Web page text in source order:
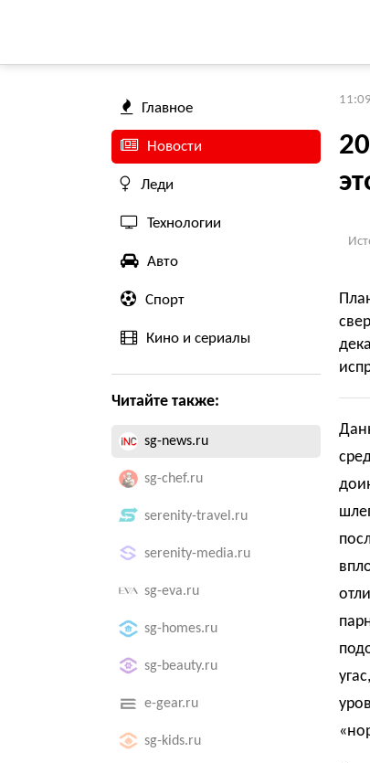
Главное
Новости
Леди
Технологии
Авто
Спорт
Кино и сериалы
Читайте также:
sg-news.ru
sg-chef.ru
serenity-travel.ru
serenity-media.ru
sg-eva.ru
sg-homes.ru
sg-beauty.ru
e-gear.ru
sg-kids.ru